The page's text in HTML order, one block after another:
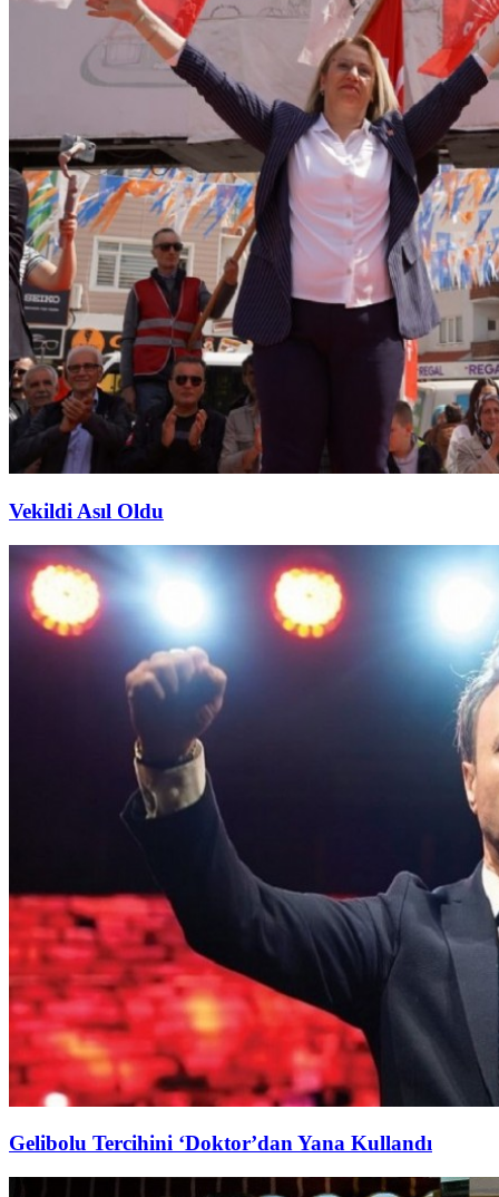
Vekildi Asıl Oldu
Gelibolu Tercihini ‘Doktor’dan Yana Kullandı